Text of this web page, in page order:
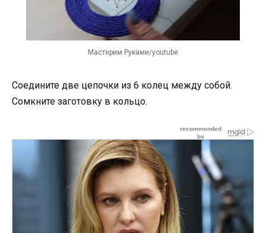
Мастерим Руками/youtube
Соедините две цепочки из 6 колец между собой.
Сомкните заготовку в кольцо.